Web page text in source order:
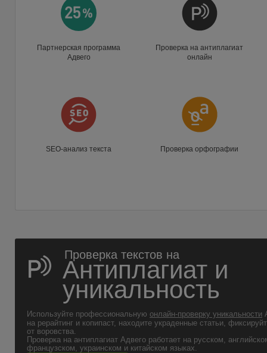
Партнерская программа
Адвего
Проверка на антиплагиат
онлайн
SEO-анализ текста Проверка орфографии
Проверка текстов на
Антиплагиат и
уникальность
Используйте профессиональную онлайн-проверку уникальности
на рерайтинг и копипаст, находите украденные статьи,
от воровства.
Проверка на антиплагиат Адвего работает на русском,
французском, украинском и китайском языках.